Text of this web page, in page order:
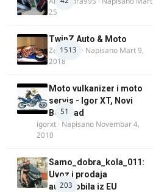
25
1513
TwinZ Auto & Moto
Zeljkamp · Napisano Mart 9,
2018
51
Moto vulkanizer i moto
servis - Igor XT, Novi
Beograd
igorxt · Napisano Novembar 4,
2010
203
Samo_dobra_kola_011:
Uvoz i prodaja
automobila iz EU